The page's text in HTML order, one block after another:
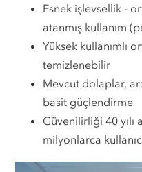
Esnek işlevsellik -
atanmış kullanım
Yüksek kullanımlı
temizlenebilir
Mevcut dolaplar,
basit güçlendirme
Güvenilirliği 40 yılı
milyonlarca